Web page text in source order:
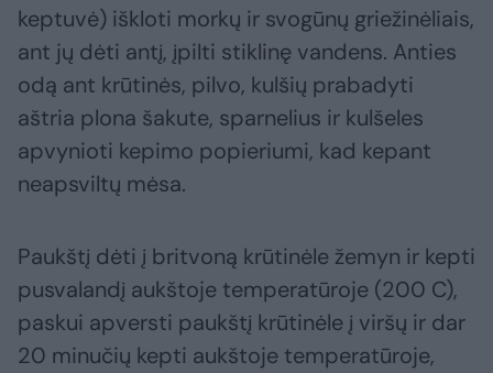
keptuvė) iškloti morkų ir svogūnų griežinėliais,
ant jų dėti antį, įpilti stiklinę vandens. Anties
odą ant krūtinės, pilvo, kulšių prabadyti
aštria plona šakute, sparnelius ir kulšeles
apvynioti kepimo popieriumi, kad kepant
neapsviltų mėsa.
Paukštį dėti į britvoną krūtinėle žemyn ir kepti
pusvalandį aukštoje temperatūroje (200 C),
paskui apversti paukštį krūtinėle į viršų ir dar
20 minučių kepti aukštoje temperatūroje,